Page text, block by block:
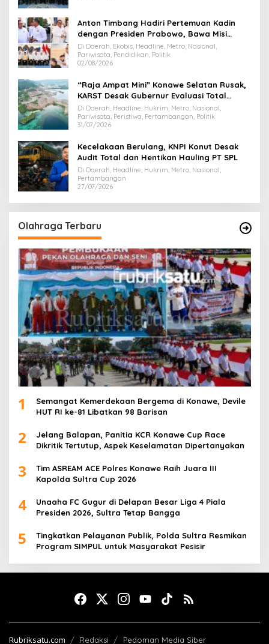
Anton Timbang Hadiri Pertemuan Kadin
dengan Presiden Prabowo, Bawa Misi
Majukan Ekonomi Sultra
Di Daerah, Ekobis, Headline, Metro, Nasional,
Pariwisata, Pendidikan, Politik
02/08/2026
“Raja Ampat Mini” Konawe Selatan Rusak,
KARST Desak Gubernur Evaluasi Total
Dispar Sultra
Di Daerah, Headline, Hukrim, Metro, Nasional,
Pariwisata, Peristiwa, Pertambangan, Politik
31/07/2026
Kecelakaan Berulang, KNPI Konut Desak
Audit Total dan Hentikan Hauling PT SPL
Di Daerah, Headline, Hukrim, Metro, Nasional,
Pertambangan
27/07/2026
Olahraga Terbaru
1
Semangat Kemerdekaan Bergema di Konawe, Devile
HUT RI ke-81 Libatkan 98 Barisan
2
Jelang Balapan, Panitia KCR Konawe Cup Race
Dikritik Tertutup, Aspek Keselamatan Dipertanyakan
3
Tim ASREAM ACE Polres Konawe Raih Juara III
Kapolda Sultra Cup 2026
4
Unaaha FC Gugur di Delapan Besar Liga 4 Piala
Presiden 2026, Sultra Tetap Bangga
5
Tingkatkan Pelayanan Publik, Polda Sultra Resmikan
Program SIMPUL untuk Masyarakat Pesisir
Rubriksatu.com Redaksi Pedoman Media Siber